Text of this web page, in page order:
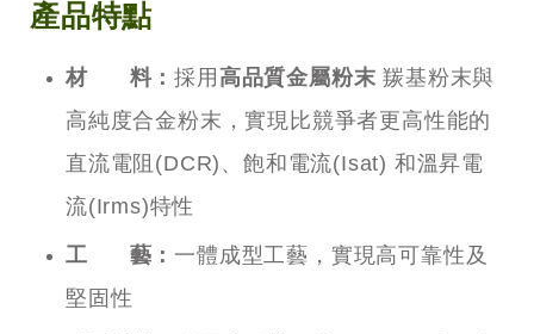
產品特點
材 料：採用 高品質金屬粉末 羰基粉末與
高純度合金粉末，實現比競爭者更高性能的
直流電阻(DCR)、飽和電流(Isat) 和溫昇電
流(Irms)特性
工 藝： 一體成型工藝，實現高可靠性及
堅固性